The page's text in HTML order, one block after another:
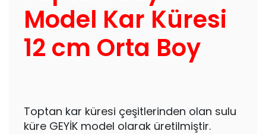
Model Kar Küresi
12 cm Orta Boy
Toptan kar küresi çeşitlerinden olan sulu
küre GEYİK model olarak üretilmiştir.